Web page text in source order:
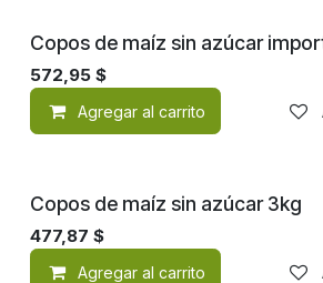
Copos de maíz sin azúcar
572,95 $
Agregar al carrito
Copos de maíz sin azúcar 3kg
477,87 $
Agregar al carrito